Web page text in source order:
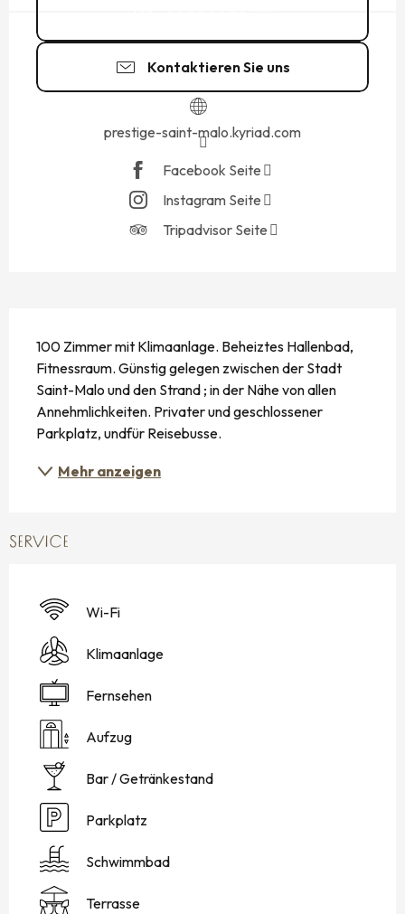
Kontaktieren Sie uns
prestige-saint-malo.kyriad.com
Facebook Seite
Instagram Seite
Tripadvisor Seite
100 Zimmer mit Klimaanlage. Beheiztes Hallenbad,
Fitnessraum. Günstig gelegen zwischen der Stadt
Saint-Malo und den Strand ; in der Nähe von allen
Annehmlichkeiten. Privater und geschlossener
Parkplatz, undfür Reisebusse.
Mehr anzeigen
SERVICE
Wi-Fi
Klimaanlage
Fernsehen
Aufzug
Bar / Getränkestand
Parkplatz
Schwimmbad
Terrasse